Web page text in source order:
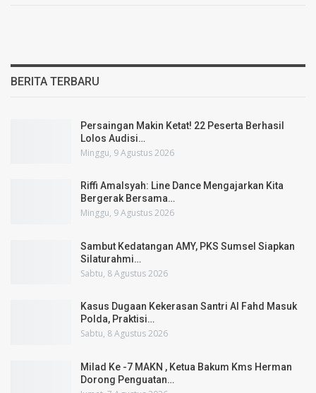
BERITA TERBARU
Persaingan Makin Ketat! 22 Peserta Berhasil
Lolos Audisi…
Minggu, 9 Agustus 2026
Riffi Amalsyah: Line Dance Mengajarkan Kita
Bergerak Bersama…
Minggu, 9 Agustus 2026
Sambut Kedatangan AMY, PKS Sumsel Siapkan
Silaturahmi…
Sabtu, 8 Agustus 2026
Kasus Dugaan Kekerasan Santri Al Fahd Masuk
Polda, Praktisi…
Sabtu, 8 Agustus 2026
Milad Ke -7 MAKN , Ketua Bakum Kms Herman
Dorong Penguatan…